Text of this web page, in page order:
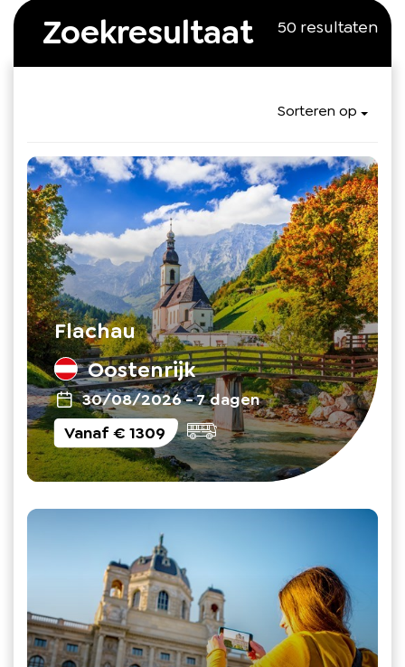
50 resultaten
Zoekresultaat
Sorteren op
Flachau
Oostenrijk
30/08/2026-7 dagen
Vanaf€ 1309